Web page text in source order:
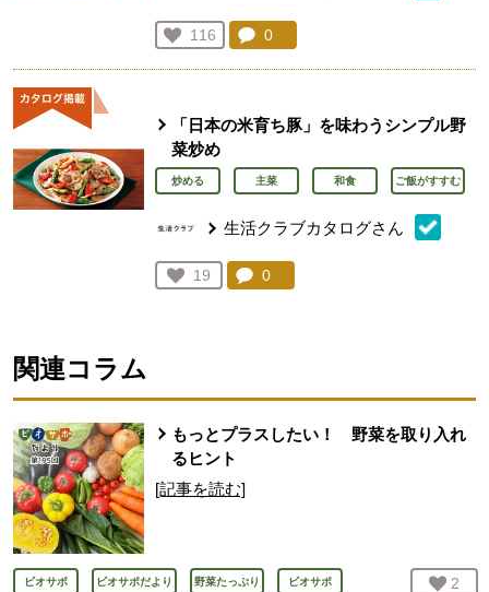
お気に入り登録：
116
人が登録
コメント：
0
「日本の米育ち豚」を味わうシンプル野
菜炒め
炒める 主菜 和食 ご飯がすすむ
生活クラブカタログさん
お気に入り登録：
19
人が登録
コメント：
0
関連コラム
もっとプラスしたい！ 野菜を取り入れ
るヒント
[記事を読む]
ビオサポ ビオサポだより 野菜たっぷり ビオサポ お気
2